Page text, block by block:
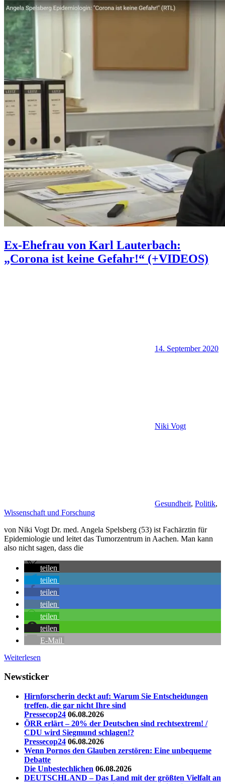
Ex-Ehefrau von Karl Lauterbach:
„Corona ist keine Gefahr!“ (+VIDEOS)
14. September 2020
Niki Vogt
Gesundheit, Politik,
Wissenschaft und Forschung
von Niki Vogt Dr. med. Angela Spelsberg (53) ist Fachärztin für
Epidemiologie und leitet das Tumorzentrum in Aachen. Man kann
also nicht sagen, dass die
teilen
teilen
teilen
teilen
teilen
teilen
E-Mail
Weiterlesen
Newsticker
Hirnforscherin deckt auf: Warum Sie Entscheidungen
treffen, die gar nicht Ihre sind
Pressecop24 06.08.2026
ÖRR erlärt – 20% der Deutschen sind rechtsextrem! /
CDU wird Siegmund schlagen!?
Pressecop24 06.08.2026
Wenn Pornos den Glauben zerstören: Eine unbequeme
Debatte
Die Unbestechlichen 06.08.2026
DEUTSCHLAND – Das Land mit der größten Vielfalt an